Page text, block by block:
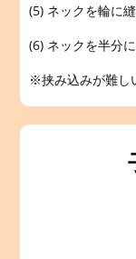
(5) ネックを輪に
(6) ネックを半分
※挟み込みが難し